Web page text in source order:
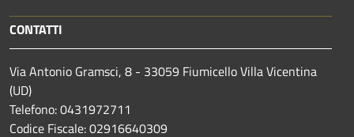
CONTATTI
Via Antonio Gramsci, 8 - 33059 Fiumicello Villa Vicentina
(UD)
Telefono: 0431972711
Codice Fiscale: 02916640309